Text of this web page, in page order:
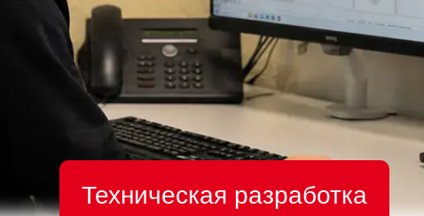
Техническая разработка